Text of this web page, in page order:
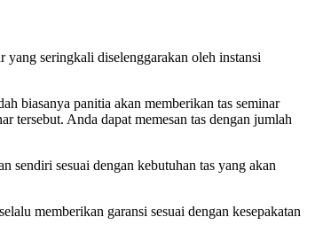
yang seringkali diselenggarakan oleh instansi
biasanya panitia akan memberikan tas seminar
tersebut. Anda dapat memesan tas dengan jumlah
sendiri sesuai dengan kebutuhan tas yang akan
memberikan garansi sesuai dengan kesepakatan